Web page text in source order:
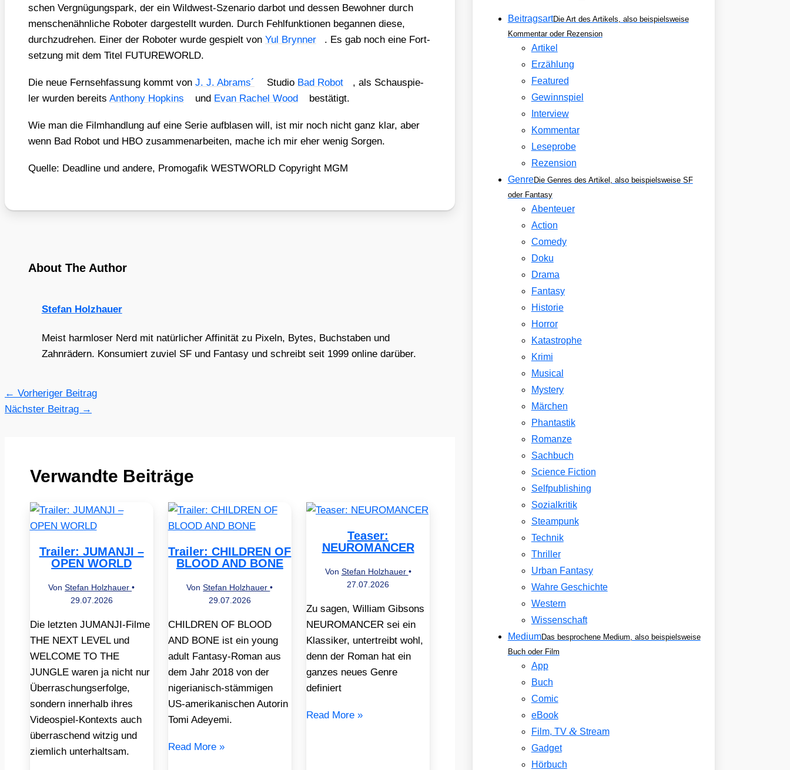
schen Ver­gnü­gungs­park, der ein Wild­west-Sze­na­rio dar­bot und des­sen Bewoh­ner durch
men­schen­ähn­li­che Robo­ter dar­ge­stellt wur­den. Durch Fehl­funk­tio­nen began­nen die­se,
durch­zu­dre­hen. Einer der Robo­ter wur­de gespielt von Yul Bryn­ner
. Es gab noch eine Fort­
set­zung mit dem Titel FUTUREWORLD.
Die neue Fern­seh­fas­sung kommt von J. J. Abrams´ Stu­dio Bad Robot
, als Schau­spie­
ler wur­den bereits Antho­ny Hop­kins und Evan Rachel Wood bestä­tigt.
Wie man die Film­hand­lung auf eine Serie auf­bla­sen will, ist mir noch nicht ganz klar, aber
wenn Bad Robot und HBO zusam­men­ar­bei­ten, mache ich mir eher wenig Sor­gen.
Quel­le: Dead­line und ande­re, Pro­mo­ga­fik WESTWORLD Copy­right MGM
About The Author
Stefan Holzhauer
Meist harmloser Nerd mit natürlicher Affinität zu Pixeln, Bytes, Buchstaben und
Zahnrädern. Konsumiert zuviel SF und Fantasy und schreibt seit 1999 online darüber.
← Vorheriger Beitrag
Nächster Beitrag →
Verwandte Beiträge
Trailer: JUMANJI –
OPEN WORLD
VonStefan Holzhauer•
29.07.2026
Die letzten JUMANJI-Filme
THE NEXT LEVEL und
WELCOME TO THE
JUNGLE waren ja nicht nur
Überraschungserfolge,
sondern innerhalb ihres
Videospiel-Kontexts auch
überraschend witzig und
ziemlich unterhaltsam.
Trailer: CHILDREN OF
BLOOD AND BONE
VonStefan Holzhauer•
29.07.2026
CHILDREN OF BLOOD
AND BONE ist ein young
adult Fantasy-Roman aus
dem Jahr 2018 von der
nigerianisch-stämmigen
US-amerikanischen Autorin
Tomi Adeyemi.
Read More »
Teaser:
NEUROMANCER
Von Stefan Holzhauer •
27.07.2026
Zu sagen, William Gibsons
NEUROMANCER sei ein
Klassiker, untertreibt wohl,
denn der Roman hat ein
ganzes neues Genre
definiert
Read More »
BeitragsartDie Art des Artikels, also beispielsweise
Kommentar oder Rezension
Artikel
Erzählung
Featured
Gewinnspiel
Interview
Kommentar
Leseprobe
Rezension
GenreDie Genres des Artikel, also beispielsweise SF
oder Fantasy
Abenteuer
Action
Comedy
Doku
Drama
Fantasy
Historie
Horror
Katastrophe
Krimi
Musical
Mystery
Märchen
Phantastik
Romanze
Sachbuch
Science Fiction
Selfpublishing
Sozialkritik
Steampunk
Technik
Thriller
Urban Fantasy
Wahre Geschichte
Western
Wissenschaft
MediumDas besprochene Medium, also beispielsweise
Buch oder Film
App
Buch
Comic
eBook
Film, TV &Stream
Gadget
Hörbuch